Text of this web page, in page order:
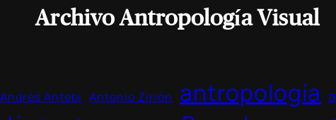
Archivo Antropología Visual
Andrés Antebi Antonio Zirión antropología